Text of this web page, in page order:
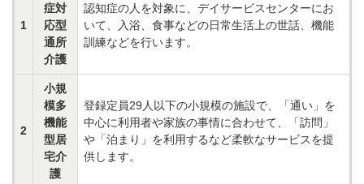
1
症対
応型
通所
介護
認知症の人を対象に、デイサービスセンターにお
いて、入浴、食事などの日常生活上の世話、機能
訓練などを行います。
2
小規
模多
機能
型居
宅介
護
登録定員29人以下の小規模の施設で、「通い」を
中心に利用者や家族の事情に合わせて、「訪問」
や「泊まり」を利用するなど柔軟なサービスを提
供します。